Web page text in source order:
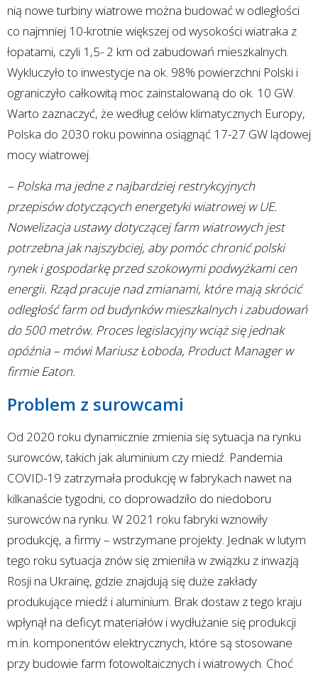
nią nowe turbiny wiatrowe można budować w odległości
co najmniej 10-krotnie większej od wysokości wiatraka z
łopatami, czyli 1,5- 2 km od zabudowań mieszkalnych.
Wykluczyło to inwestycje na ok. 98% powierzchni Polski i
ograniczyło całkowitą moc zainstalowaną do ok. 10 GW.
Warto zaznaczyć, że według celów klimatycznych Europy,
Polska do 2030 roku powinna osiągnąć 17-27 GW lądowej
mocy wiatrowej.
– Polska ma jedne z najbardziej restrykcyjnych
przepisów dotyczących energetyki wiatrowej w UE.
Nowelizacja ustawy dotyczącej farm wiatrowych jest
potrzebna jak najszybciej, aby pomóc chronić polski
rynek i gospodarkę przed szokowymi podwyżkami cen
energii. Rząd pracuje nad zmianami, które mają skrócić
odległość farm od budynków mieszkalnych i zabudowań
do 500 metrów. Proces legislacyjny wciąż się jednak
opóźnia – mówi Mariusz Łoboda, Product Manager w
firmie Eaton.
Problem z surowcami
Od 2020 roku dynamicznie zmienia się sytuacja na rynku
surowców, takich jak aluminium czy miedź. Pandemia
COVID-19 zatrzymała produkcję w fabrykach nawet na
kilkanaście tygodni, co doprowadziło do niedoboru
surowców na rynku. W 2021 roku fabryki wznowiły
produkcję, a firmy – wstrzymane projekty. Jednak w lutym
tego roku sytuacja znów się zmieniła w związku z inwazją
Rosji na Ukrainę, gdzie znajdują się duże zakłady
produkujące miedź i aluminium. Brak dostaw z tego kraju
wpłynął na deficyt materiałów i wydłużanie się produkcji
m.in. komponentów elektrycznych, które są stosowane
przy budowie farm fotowoltaicznych i wiatrowych. Choć